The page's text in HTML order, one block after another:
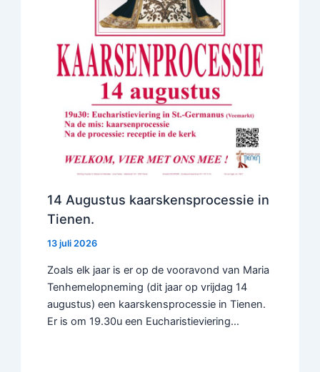
14 Augustus kaarskensprocessie in
Tienen.
13 juli 2026
Zoals elk jaar is er op de vooravond van Maria
Tenhemelopneming (dit jaar op vrijdag 14
augustus) een kaarskensprocessie in Tienen.
Er is om 19.30u een Eucharistieviering…